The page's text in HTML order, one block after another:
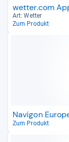
wetter.com
Art: Wet­ter
Zum Produkt
Navigon
Zum Produkt